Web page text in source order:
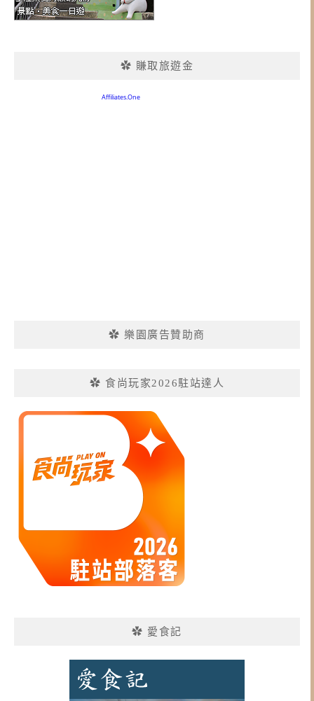
✿ 賺取旅遊金
✿ 樂園廣告贊助商
✿ 食尚玩家2026駐站達人
✿ 愛食記